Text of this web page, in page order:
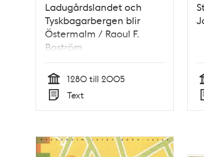
Ladugårdslandet och
Tyskbagarbergen blir
Östermalm / Raoul F.
Boström
Tid
1280 till 2005
Typ
Text